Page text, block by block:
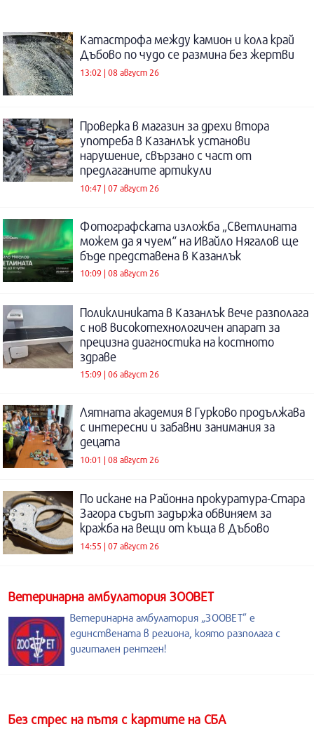
Катастрофа между камион и кола край
Дъбово по чудо се размина без жертви
13:02 | 08 август 26
Проверка в магазин за дрехи втора
употреба в Казанлък установи
нарушение, свързано с част от
предлаганите артикули
10:47 | 07 август 26
Фотографската изложба „Светлината
можем да я чуем“ на Ивайло Нягалов ще
бъде представена в Казанлък
10:09 | 08 август 26
Поликлиниката в Казанлък вече разполага
с нов високотехнологичен апарат за
прецизна диагностика на костното
здраве
15:09 | 06 август 26
Лятната академия в Гурково продължава
с интересни и забавни занимания за
децата
10:01 | 08 август 26
По искане на Районна прокуратура-Стара
Загора съдът задържа обвиняем за
кражба на вещи от къща в Дъбово
14:55 | 07 август 26
Ветеринарна амбулатория ЗООВЕТ
Ветеринарна амбулатория „ЗООВЕТ” е
единствената в региона, която разполага с
дигитален рентген!
Без стрес на пътя с картите на СБА